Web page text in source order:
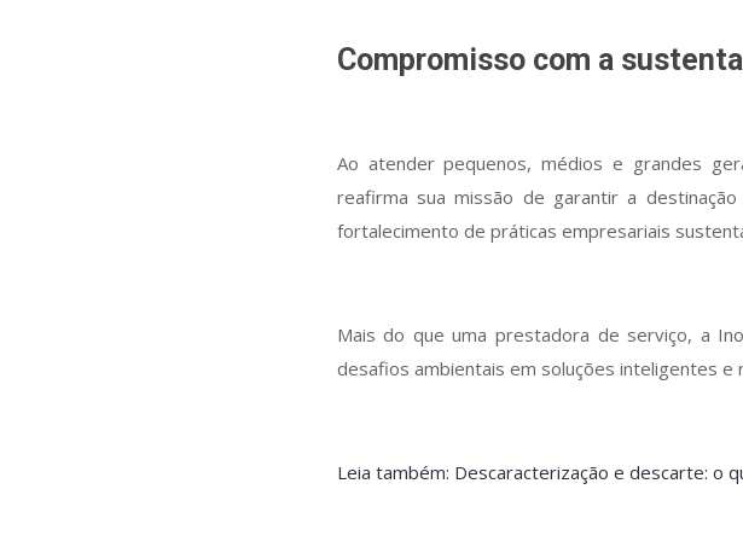
Compromisso com a
Ao atender pequenos, médios e grandes
reafirma sua missão de garantir a
fortalecimento de práticas empresariais
Mais do que uma prestadora de serviço, a
desafios ambientais em soluções inteligentes e
Leia também: Descaracterização e descarte: o